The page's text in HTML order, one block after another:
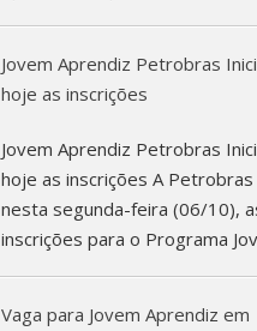
Jovem Aprendiz Petrobras
hoje as inscrições
Jovem Aprendiz Petrobras
hoje as inscrições A
nesta segunda-feira (06/10),
inscrições para o Programa
Vaga para Jovem Aprendiz em